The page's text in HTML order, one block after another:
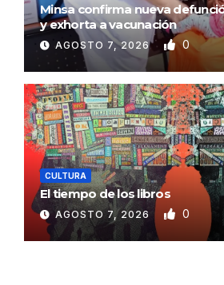
Minsa confirma nueva
y exhorta a vacunación
AGOSTO 7, 2026 0
CULTURA
El tiempo de los libros
AGOSTO 7, 2026 0